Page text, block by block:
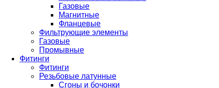
Газовые
Магнитные
Фланцевые
Фильтрующие элементы
Газовые
Промывные
Фитинги
Фитинги
Резьбовые латунные
Сгоны и бочонки